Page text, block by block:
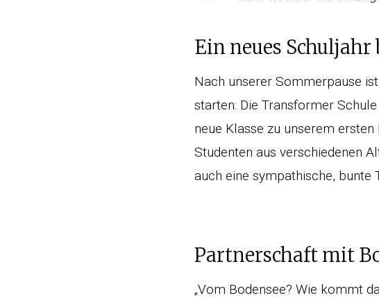
Ein neues
Nach unserer Sommerpause
starten: Die Transformer
neue Klasse zu unserem
Studenten aus verschiedenen
auch eine sympathische, bunte
Partnerschaft mit
„Vom Bodensee? Wie kommt